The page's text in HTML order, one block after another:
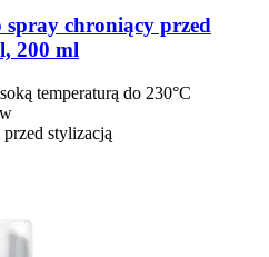
chroniący przed
200 ml
temperaturą do 230°C
przed stylizacją